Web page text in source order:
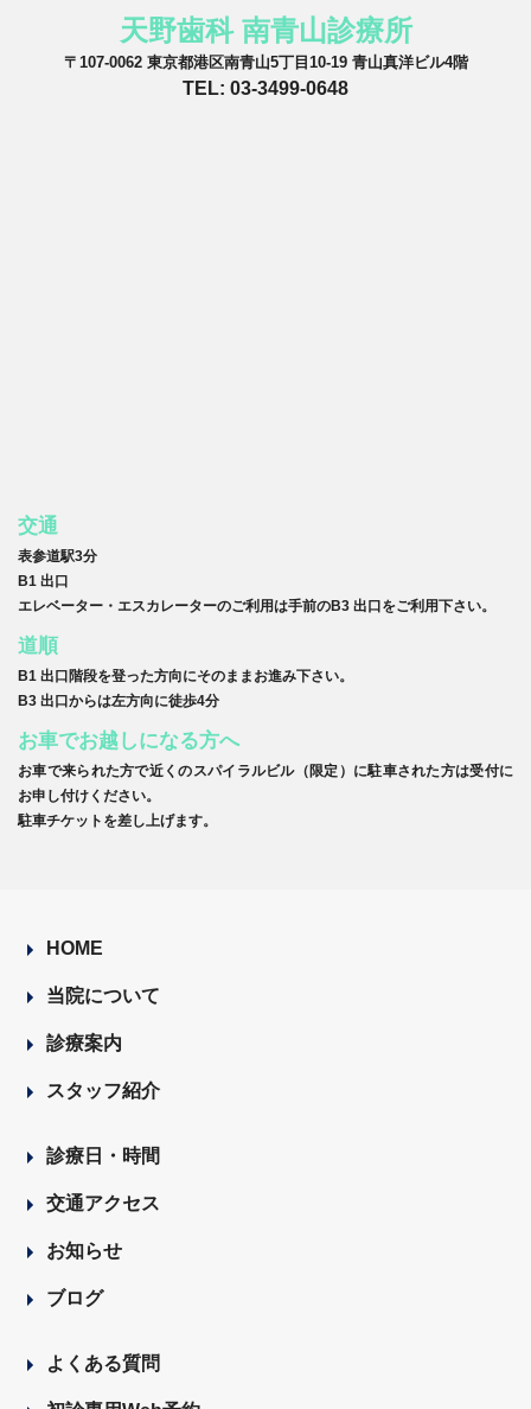
天野歯科 南青山診療所
〒107-0062 東京都港区南青山5丁目10-19 青山真洋ビル4階
TEL: 03-3499-0648
交通
表参道駅3分
B1 出口
エレベーター・エスカレーターのご利用は手前のB3 出口をご利用下さい。
道順
B1 出口階段を登った方向にそのままお進み下さい。
B3 出口からは左方向に徒歩4分
お車でお越しになる方へ
お車で来られた方で近くのスパイラルビル（限定）に駐車された方は受付に
お申し付けください。
駐車チケットを差し上げます。
HOME
当院について
診療案内
スタッフ紹介
診療日・時間
交通アクセス
お知らせ
ブログ
よくある質問